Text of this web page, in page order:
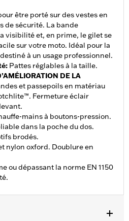
être porté sur des vestes en
de sécurité. La bande
visibilité et, en prime, le gilet se
sur votre moto. Idéal pour la
à un usage professionnel.
: Pattes réglables à la taille.
DE LA
et passepoils en matériau
Fermeture éclair
mains à boutons-pression.
dans la poche du dos.
brodés.
nylon oxford. Doublure en
ou dépassant la norme EN 1150